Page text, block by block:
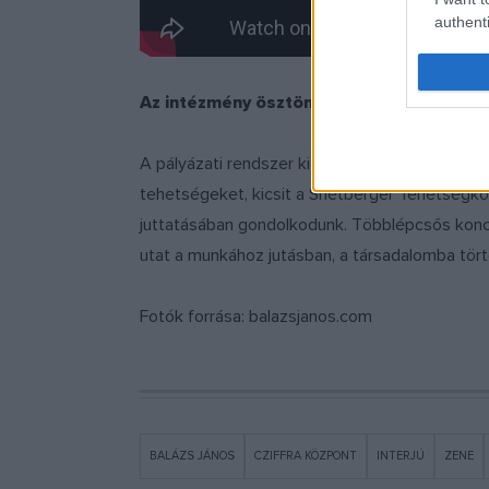
Az intézmény ösztöndíjakat is
A pályázati rendszer kiépítése reményeink
tehetségeket, kicsit a Snétberger
juttatásában gondolkodunk. Többlépcsős
utat a munkához jutásban, a társadalomba
Fotók forrása: balazsjanos.com
BALÁZS JÁNOS CZIFFRA KÖZPONT INTERJÚ ZENE